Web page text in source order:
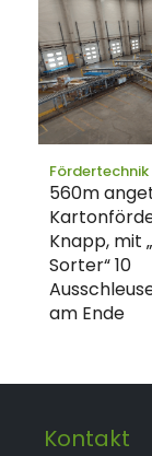
Fördertechnik
560m
Knapp, mit
Sorter“ 10
am Ende
Kontakt